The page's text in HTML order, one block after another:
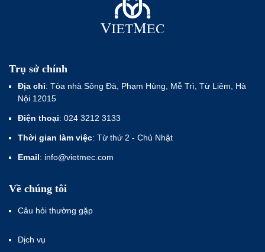
Trụ sở chính
Địa chỉ: Tòa nhà Sông Đà, Phạm Hùng, Mễ Trì, Từ Liêm, Hà
Nội 12015
Điện thoại: 024 3212 3133
Thời gian làm việc: Từ thứ 2 - Chủ Nhật
Email: info@vietmec.com
Về chúng tôi
Câu hỏi thường gặp
Dịch vụ